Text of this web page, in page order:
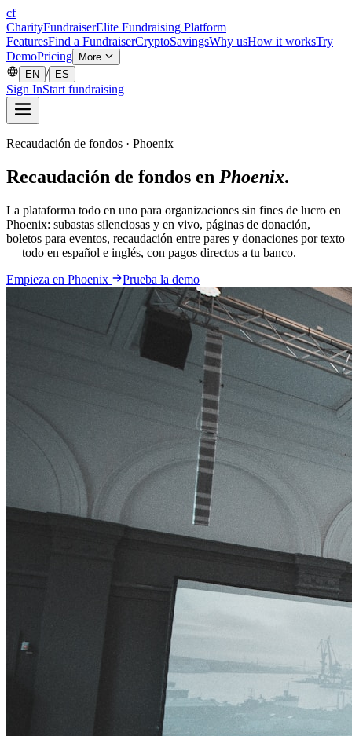
cf
CharityFundraiserElite Fundraising Platform
FeaturesFind a FundraiserCryptoSavingsWhy usHow it worksTry
DemoPricing
More
EN / ES
Sign InStart fundraising
Recaudación de fondos · Phoenix
Recaudación de fondos en Phoenix.
La plataforma todo en uno para organizaciones sin fines de lucro en
Phoenix: subastas silenciosas y en vivo, páginas de donación,
boletos para eventos, recaudación entre pares y donaciones por texto
— todo en español e inglés, con pagos directos a tu banco.
Empieza en Phoenix
Prueba la demo